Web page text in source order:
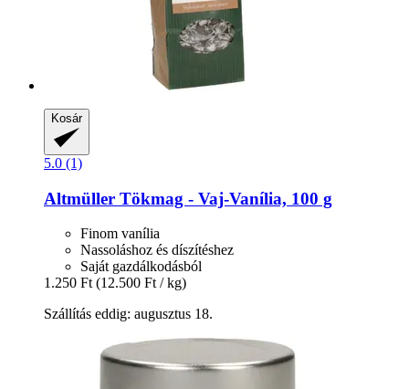
Kosár
5.0 (1)
Altmüller Tökmag -​ Vaj-​Vanília, 100 g
Finom vanília
Nassoláshoz és díszítéshez
Saját gazdálkodásból
1.250 Ft (12.500 Ft / kg)
Szállítás eddig: augusztus 18.